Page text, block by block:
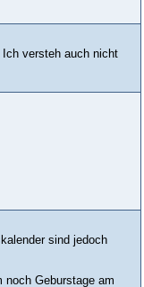
versteh auch nicht
sind jedoch
Geburstage am